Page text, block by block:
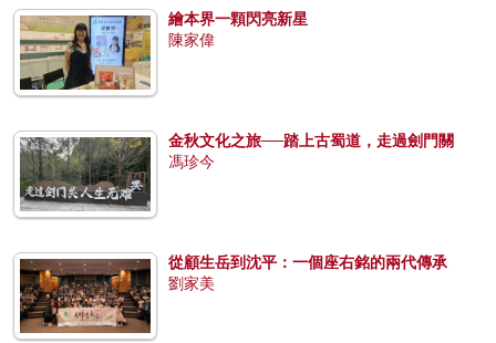
繪本界一顆閃亮新星
陳家偉
金秋文化之旅──踏上古蜀道，走過劍門關
馮珍今
從顧生岳到沈平：一個座右銘的兩代傳承
劉家美